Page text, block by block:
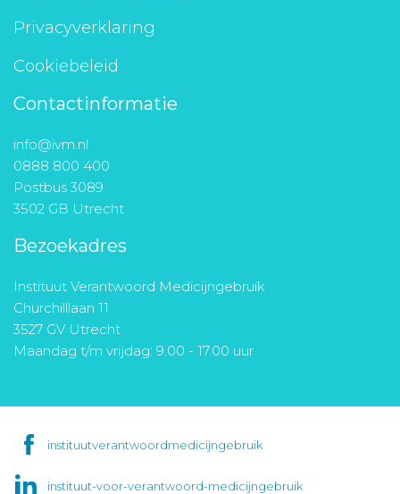
Privacyverklaring
Cookiebeleid
Contactinformatie
info@ivm.nl
0888 800 400
Postbus 3089
3502 GB Utrecht
Bezoekadres
Instituut Verantwoord Medicijngebruik
Churchilllaan 11
3527 GV Utrecht
Maandag t/m vrijdag: 9.00 - 17.00 uur
instituutverantwoordmedicijngebruik
instituut-voor-verantwoord-medicijngebruik